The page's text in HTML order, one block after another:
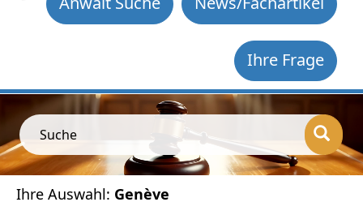
Ihre Frage
Suche
Ihre Auswahl: Genève